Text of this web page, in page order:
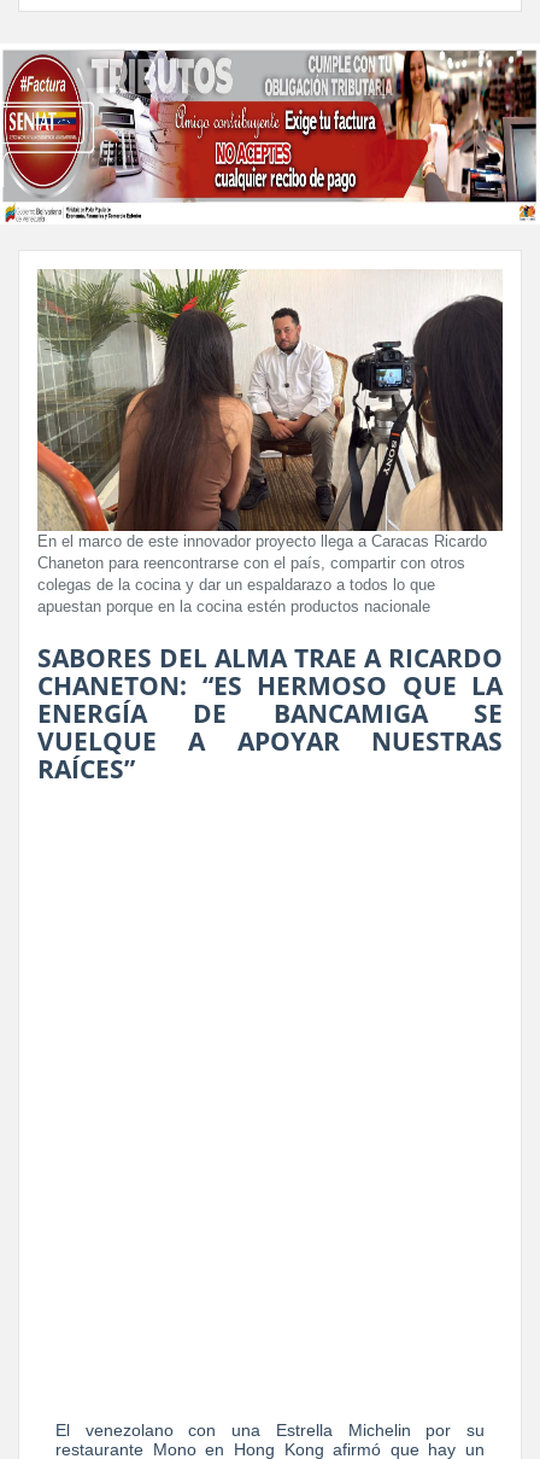
En el marco de este innovador proyecto llega a Caracas Ricardo
Chaneton para reencontrarse con el país, compartir con otros
colegas de la cocina y dar un espaldarazo a todos lo que
apuestan porque en la cocina estén productos nacionale
SABORES DEL ALMA TRAE A RICARDO
CHANETON: “ES HERMOSO QUE LA
ENERGÍA DE BANCAMIGA SE
VUELQUE A APOYAR NUESTRAS
RAÍCES”
El venezolano con una Estrella Michelin por su
restaurante Mono en Hong Kong afirmó que hay un